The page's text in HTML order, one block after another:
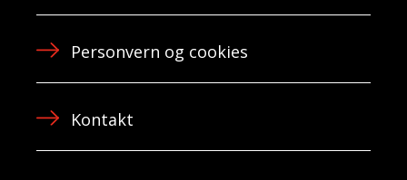
Personvern og cookies
Kontakt